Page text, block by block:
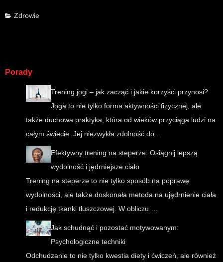
Zdrowie
Porady
Trening jogi – jak zacząć i jakie korzyści przynosi?
Joga to nie tylko forma aktywności fizycznej, ale
także duchowa praktyka, która od wieków przyciąga ludzi na
całym świecie. Jej niezwykła zdolność do …
Efektywny trening na steperze: Osiągnij lepszą
wydolność i jędrniejsze ciało
Trening na steperze to nie tylko sposób na poprawę
wydolności, ale także doskonała metoda na ujędrnienie ciała
i redukcję tkanki tłuszczowej. W obliczu …
Jak schudnąć i pozostać motywowanym:
Psychologiczne techniki
Odchudzanie to nie tylko kwestia diety i ćwiczeń, ale również